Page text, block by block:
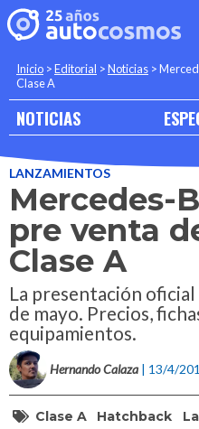
Inicio >Editorial >Noticias >
Clase A
NOTICIAS
LANZAMIENTOS
Mercedes-
pre venta
Clase A
La presentación
de mayo. Precios,
equipamientos.
Hernando Calaza | 13/4/
Clase A Hatchback